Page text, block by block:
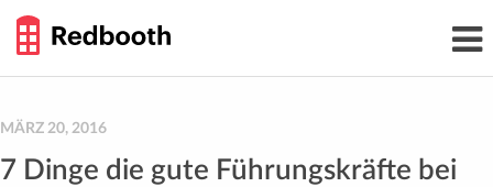
content
GUIDE
MÄRZ 20, 2016
7 Dinge die gute Führungskräfte bei